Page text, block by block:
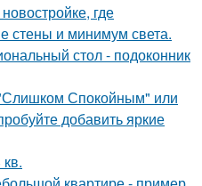
где
стены и минимум света.
стол - подоконник
"Слишком Спокойным" или
добавить яркие